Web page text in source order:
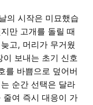
의 시작은 미묘했습
만 고개를 돌릴 때
고, 머리가 무거웠
보내는 초기 신호
를 바쁨으로 덮어버
순간 선택은 달라
줄여 즉시 대응이 가